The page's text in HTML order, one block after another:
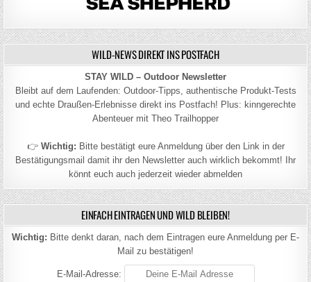
WILD-NEWS DIREKT INS POSTFACH
STAY WILD – Outdoor Newsletter
Bleibt auf dem Laufenden: Outdoor-Tipps, authentische Produkt-Tests
und echte Draußen-Erlebnisse direkt ins Postfach! Plus: kinngerechte
Abenteuer mit Theo Trailhopper
👉 Wichtig: Bitte bestätigt eure Anmeldung über den Link in der
Bestätigungsmail damit ihr den Newsletter auch wirklich bekommt! Ihr
könnt euch auch jederzeit wieder abmelden
EINFACH EINTRAGEN UND WILD BLEIBEN!
Wichtig: Bitte denkt daran, nach dem Eintragen eure Anmeldung per E-
Mail zu bestätigen!
E-Mail-Adresse: